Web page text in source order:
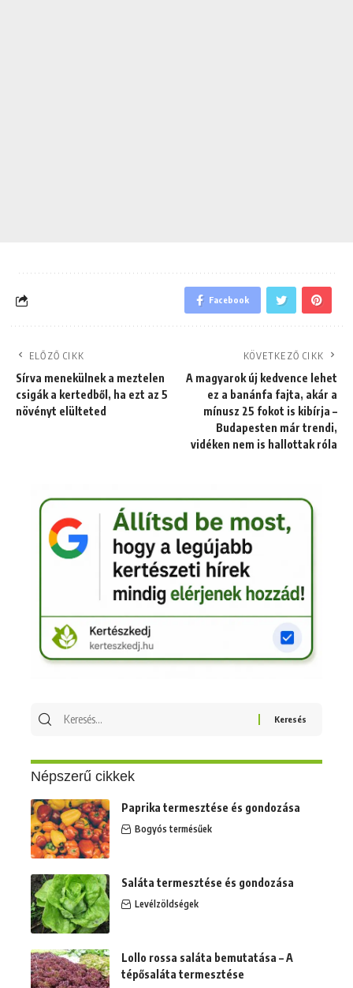
Facebook
ELŐZŐ CIKK
Sírva menekülnek a meztelen
csigák a kertedből, ha ezt az 5
növényt elülteted
KÖVETKEZŐ CIKK
A magyarok új kedvence lehet
ez a banánfa fajta, akár a
mínusz 25 fokot is kibírja –
Budapesten már trendi,
vidéken nem is hallottak róla
Keresés
Népszerű cikkek
Paprika termesztése és gondozása
Bogyós termésűek
Saláta termesztése és gondozása
Levélzöldségek
Lollo rossa saláta bemutatása – A
tépősaláta termesztése